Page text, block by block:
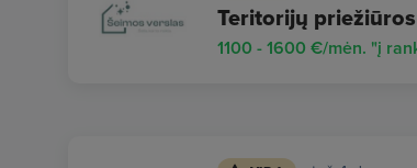
Teritorijų
1100 - 1600 €/mėn. "į